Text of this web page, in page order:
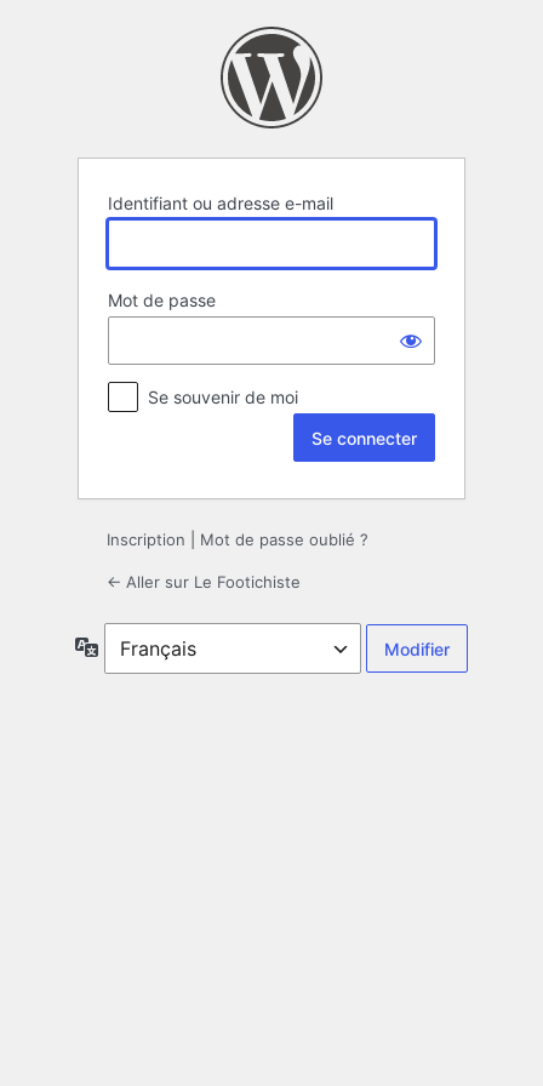
Identifiant ou adresse e-mail
Mot de passe
Se souvenir de moi
Inscription Mot de passe oublié ?
← Aller sur Le Footichiste
Langue